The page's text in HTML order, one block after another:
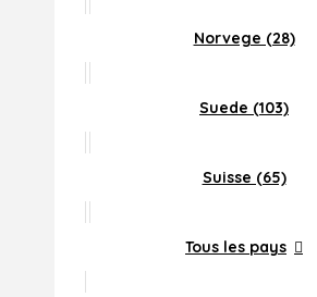
Norvege (28)
Suede (103)
Suisse (65)
Tous les pays